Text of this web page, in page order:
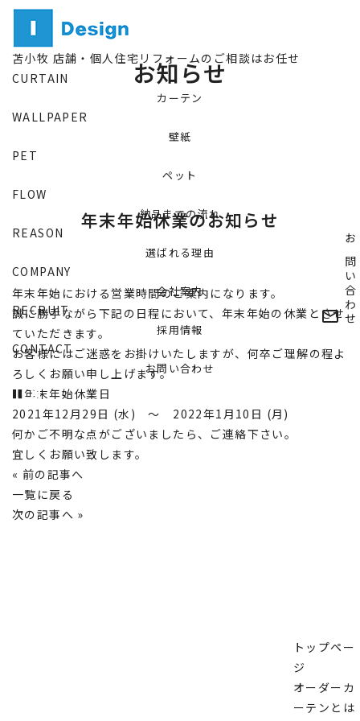
苫小牧 店舗・個人住宅リフォームのご相談はお任せ
CURTAIN
カーテン
WALLPAPER
壁紙
PET
ペット
FLOW
納品までの流れ
REASON
選ばれる理由
COMPANY
会社案内
RECRUIT
採用情報
CONTACT
お問い合わせ
NEWS
お知らせ
年末年始休業のお知らせ
年末年始における営業時間のご案内になります。
誠に勝手ながら下記の日程において、年末年始の休業とさせ
ていただきます。
お客様にはご迷惑をお掛けいたしますが、何卒ご理解の程よ
ろしくお願い申し上げます。
■年末年始休業日
2021年12月29日 (水) ～ 2022年1月10日 (月)
何かご不明な点がございましたら、ご連絡下さい。
宜しくお願い致します。
« 前の記事へ
一覧に戻る
次の記事へ »
mail_outline お問い合わせ
トップペー
ジ
オーダーカ
ーテンとは